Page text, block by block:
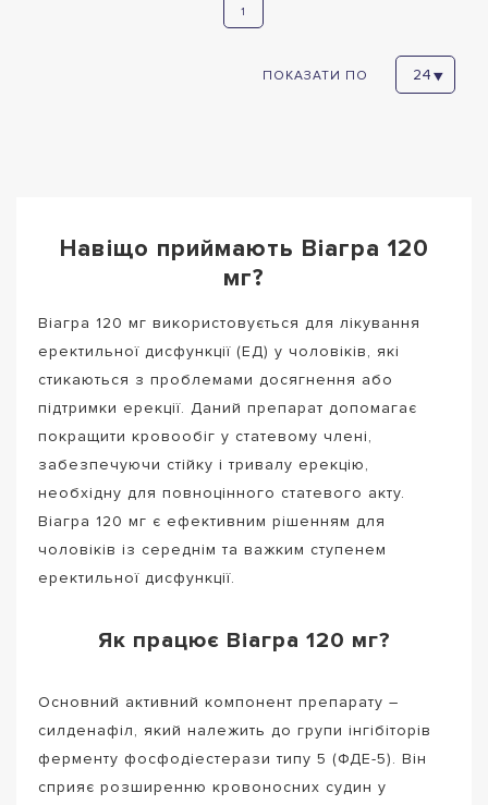
1
ПОКАЗАТИ ПО
Навіщо приймають Віагра 120
мг?
Віагра 120 мг використовується для лікування
еректильної дисфункції (ЕД) у чоловіків, які
стикаються з проблемами досягнення або
підтримки ерекції. Даний препарат допомагає
покращити кровообіг у статевому члені,
забезпечуючи стійку і тривалу ерекцію,
необхідну для повноцінного статевого акту.
Віагра 120 мг є ефективним рішенням для
чоловіків із середнім та важким ступенем
еректильної дисфункції.
Як працює Віагра 120 мг?
Основний активний компонент препарату –
силденафіл, який належить до групи інгібіторів
ферменту фосфодіестерази типу 5 (ФДЕ-5). Він
сприяє розширенню кровоносних судин у